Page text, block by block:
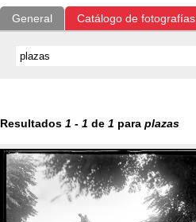
General Catálogo de fotografías
Resultados 1 - 1 de 1 para plazas